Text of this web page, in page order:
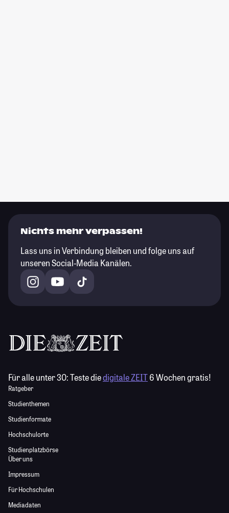
Nichts mehr verpassen!
Lass uns in Verbindung bleiben und folge uns auf
unseren Social-Media Kanälen.
Für alle unter 30:Teste diedigitale ZEIT6 Wochen gratis!
Ratgeber
Studienthemen
Studienformate
Hochschulorte
Studienplatzbörse
Über uns
Impressum
Für Hochschulen
Mediadaten